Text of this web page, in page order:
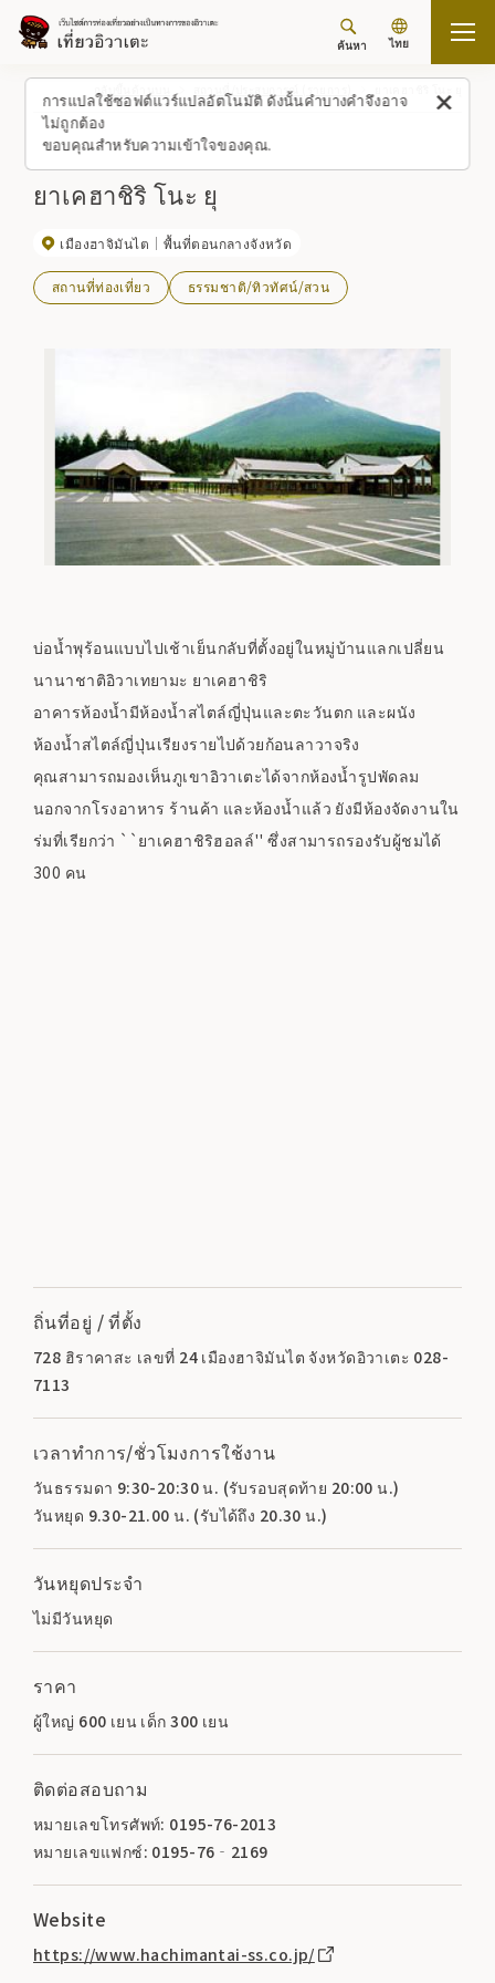
การแปลใช้ซอฟต์แวร์แปลอัตโนมัติ ดังนั้นคำบางคำจึงอาจ
ไม่ถูกต้อง
ขอบคุณสำหรับความเข้าใจของคุณ.
ค้นหา ไทย
กลับขึ้นด้านบน สถานที่/ประสบการณ์ (รายการ)
ยาเคฮาชิริ โนะ ยุ
เมืองฮาจิมันไต พื้นที่ตอนกลางจังหวัด
สถานที่ท่องเที่ยว ธรรมชาติ/ทิวทัศน์/สวน
บ่อน้ำพุร้อนแบบไปเช้าเย็นกลับที่ตั้งอยู่ในหมู่บ้านแลกเปลี่ยน
นานาชาติอิวาเทยามะ ยาเคฮาชิริ
อาคารห้องน้ำมีห้องน้ำสไตล์ญี่ปุ่นและตะวันตก และผนัง
ห้องน้ำสไตล์ญี่ปุ่นเรียงรายไปด้วยก้อนลาวาจริง
คุณสามารถมองเห็นภูเขาอิวาเตะได้จากห้องน้ำรูปพัดลม
นอกจากโรงอาหาร ร้านค้า และห้องน้ำแล้ว ยังมีห้องจัดงานใน
ร่มที่เรียกว่า ``ยาเคฮาชิริฮอลล์'' ซึ่งสามารถรองรับผู้ชมได้
300 คน
ถิ่นที่อยู่ / ที่ตั้ง
728 ฮิราคาสะ เลขที่ 24 เมืองฮาจิมันไต จังหวัดอิวาเตะ 028-
7113
เวลาทำการ/ชั่วโมงการใช้งาน
วันธรรมดา 9:30-20:30 น. (รับรอบสุดท้าย 20:00 น.)
วันหยุด 9.30-21.00 น. (รับได้ถึง 20.30 น.)
วันหยุดประจำ
ไม่มีวันหยุด
ราคา
ผู้ใหญ่ 600 เยน เด็ก 300 เยน
ติดต่อสอบถาม
หมายเลขโทรศัพท์: 0195-76-2013
หมายเลขแฟกซ์: 0195-76‐2169
Website
https://www.hachimantai-ss.co.jp/